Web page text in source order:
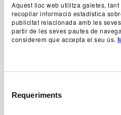
Aquest lloc web utilitza galetes,
recopilar informació estadística
publicitat relacionada amb les
partir de les seves pautes de
considerem que accepta el seu ús.
Requeriments
nova forma de vida. Una
ens parla de les petites
d’uns personatges en un
per l’especulació, que es